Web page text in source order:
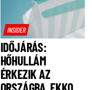
INSIDER
IDŐJÁRÁS:
HŐHULLÁM
ÉRKEZIK AZ